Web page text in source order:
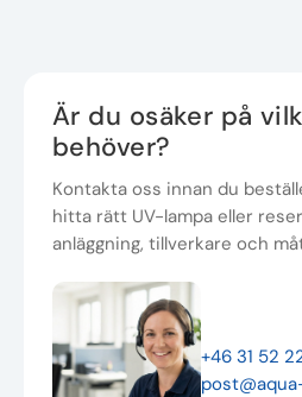
Är du osäker på
behöver?
Kontakta oss innan du
hitta rätt UV-lampa eller
anläggning, tillverkare och
+46 31 52